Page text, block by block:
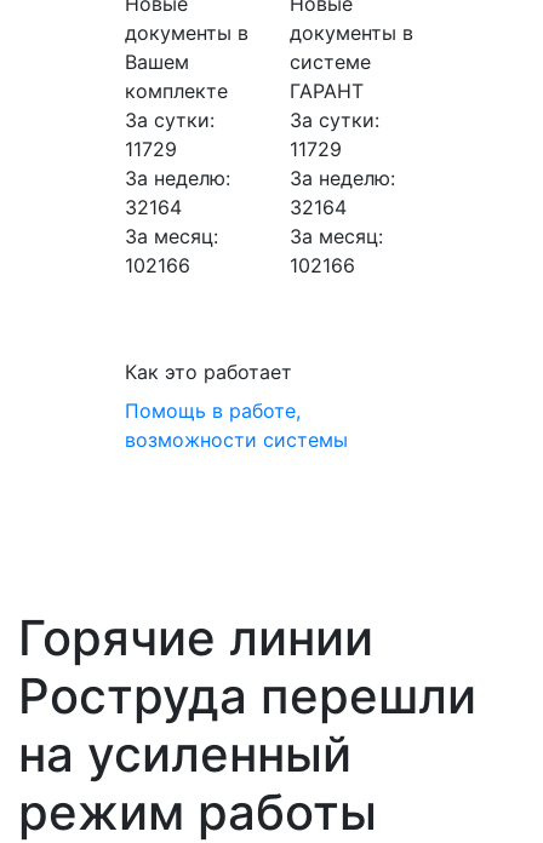
документы в
Вашем
комплекте
За сутки:
11729
За неделю:
32164
За месяц:
102166
документы в
системе
ГАРАНТ
За сутки:
11729
За неделю:
32164
За месяц:
102166
Как это работает
Помощь в работе,
возможности системы
Горячие линии
Роструда перешли
на усиленный
режим работы